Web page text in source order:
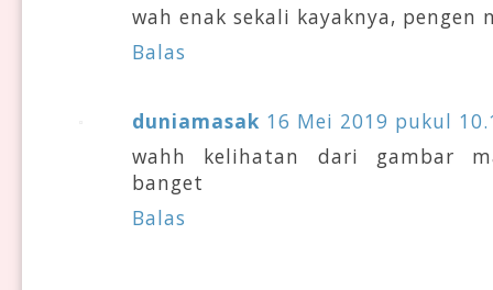
wah enak sekali kayaknya, pengen
Balas
duniamasak 16 Mei 2019 pukul
wahh kelihatan dari gambar
banget
Balas